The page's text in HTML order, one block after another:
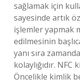
sağlamak için
sayesinde artık
işlemler yapmak
edilmesinin
yanı sıra
kolaylığıdır. NFC
Öncelikle kimlik